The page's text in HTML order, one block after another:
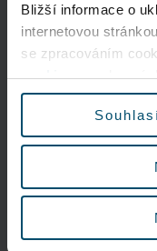
Bližší informace o
internetovou
se zpracováním
cookiesa v
údajů.
Nonstop
+420 220
FAQ
Map of Airport